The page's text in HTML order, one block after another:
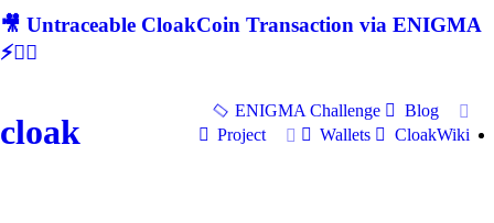
🎥 Untraceable CloakCoin Transaction via ENIGMA
⚡🕵‍♂
cloak
ENIGMA Challenge
Blog
Project
Wallets CloakWiki